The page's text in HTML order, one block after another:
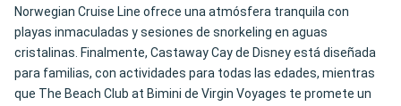
Norwegian Cruise Line ofrece una atmósfera tranquila con
playas inmaculadas y sesiones de snorkeling en aguas
cristalinas. Finalmente, Castaway Cay de Disney está diseñada
para familias, con actividades para todas las edades, mientras
que The Beach Club at Bimini de Virgin Voyages te promete un